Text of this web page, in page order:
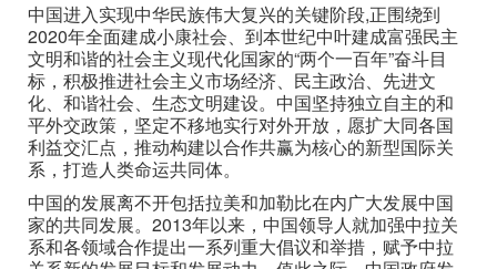
中国进入实现中华民族伟大复兴的关键阶段,正围绕到
2020年全面建成小康社会、到本世纪中叶建成富强民主
文明和谐的社会主义现代化国家的“两个一百年”奋斗目
标，积极推进社会主义市场经济、民主政治、先进文
化、和谐社会、生态文明建设。中国坚持独立自主的和
平外交政策，坚定不移地实行对外开放，愿扩大同各国
利益交汇点，推动构建以合作共赢为核心的新型国际关
系，打造人类命运共同体。
中国的发展离不开包括拉美和加勒比在内广大发展中国
家的共同发展。2013年以来，中国领导人就加强中拉关
系和各领域合作提出一系列重大倡议和举措，赋予中拉